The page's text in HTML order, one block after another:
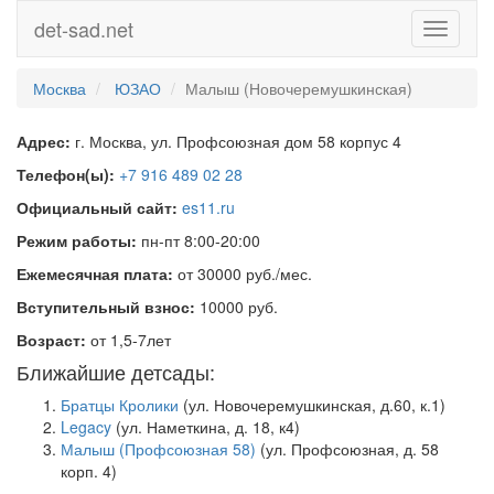
Toggle
det-sad.net
Москва ЮЗАО Малыш (Новочеремушкинская)
Адрес: г. Москва, ул. Профсоюзная дом 58 корпус 4
Телефон(ы): +7 916 489 02 28
Официальный сайт: es11.ru
Режим работы: пн-пт 8:00-20:00
Ежемесячная плата: от 30000 руб./мес.
Вступительный взнос: 10000 руб.
Возраст: от 1,5-7лет
Ближайшие детсады:
Братцы Кролики (ул. Новочеремушкинская, д.60, к.1)
Legacy (ул. Наметкина, д. 18, к4)
Малыш (Профсоюзная 58) (ул. Профсоюзная, д. 58
корп. 4)